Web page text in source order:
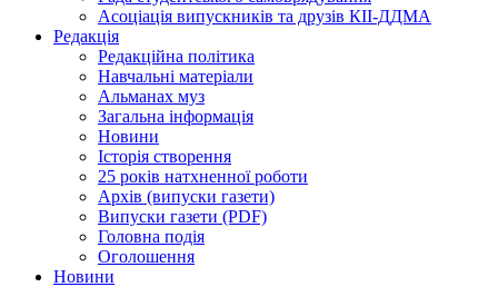
Асоціація випускників та друзів КІІ-ДДМА
Редакція
Редакційна політика
Навчальні матеріали
Альманах муз
Загальна інформація
Новини
Історія створення
25 років натхненної роботи
Архів (випуски газети)
Випуски газети (PDF)
Головна подія
Оголошення
Новини